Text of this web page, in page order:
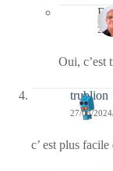
27/
Oui, c’est
trublion
27/03/
c’ est plus